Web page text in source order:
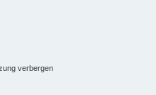
verbergen